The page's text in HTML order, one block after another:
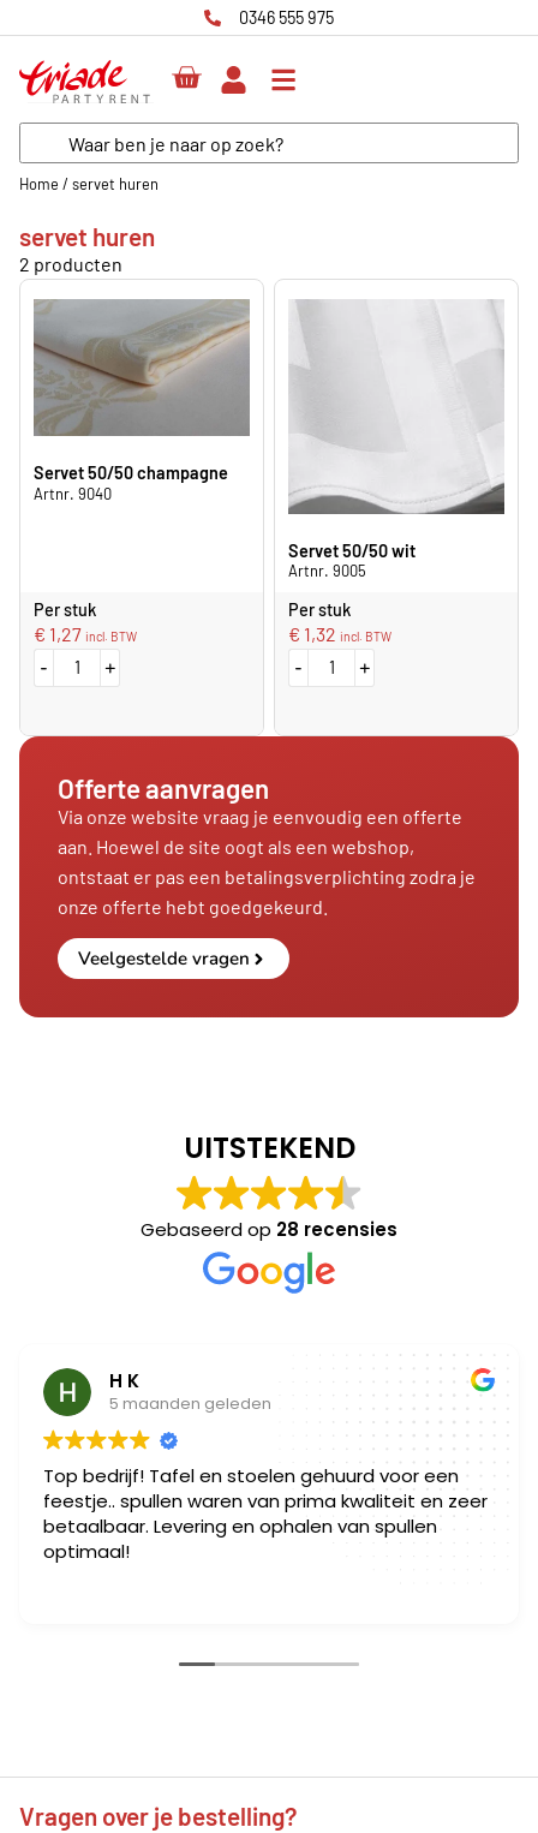
0346 555 975
Home / servet huren
Offerte aanvragen
Via onze website vraag je eenvoudig een offerte
aan. Hoewel de site oogt als een webshop,
ontstaat er pas een betalingsverplichting zodra je
onze offerte hebt goedgekeurd.
Veelgestelde vragen
servet huren
2 producten
Servet 50/50 champagne
Artnr. 9040
Per stuk
€ 1,27 incl. BTW
- +
Servet 50/50 wit
Artnr. 9005
Per stuk
€ 1,32 incl. BTW
- +
UITSTEKEND
Gebaseerd op 28 recensies
H K
5 maanden geleden
Top bedrijf! Tafel en stoelen gehuurd voor een
feestje.. spullen waren van prima kwaliteit en zeer
betaalbaar. Levering en ophalen van spullen
optimaal!
Vragen over je bestelling?